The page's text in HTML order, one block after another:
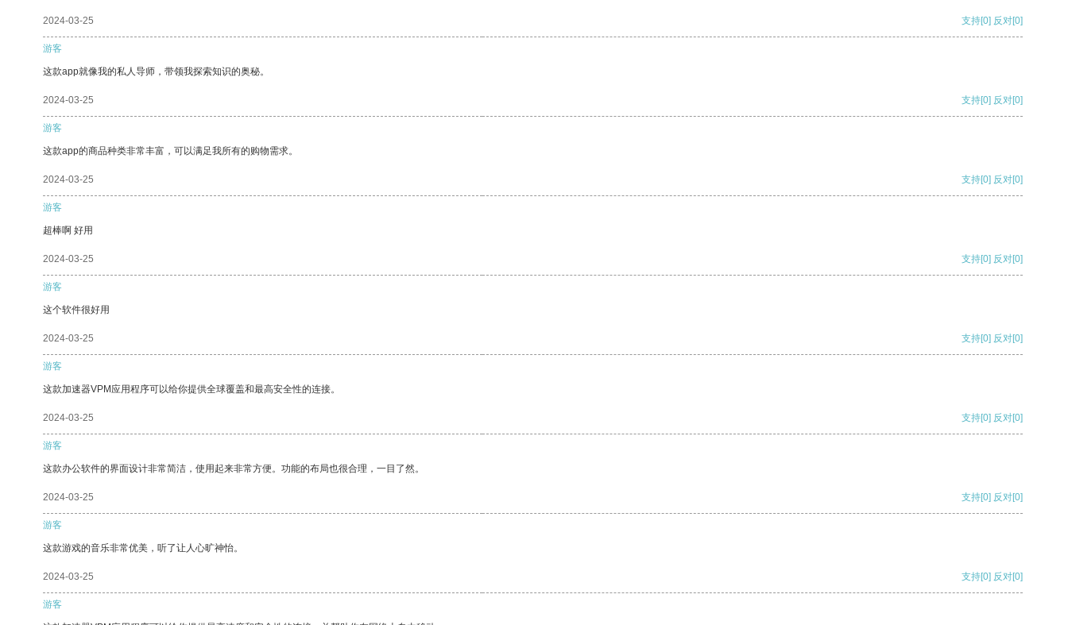
2024-03-25 支持[0] 反对[0]
游客
这款app就像我的私人导师，带领我探索知识的奥秘。
2024-03-25 支持[0] 反对[0]
游客
这款app的商品种类非常丰富，可以满足我所有的购物需求。
2024-03-25 支持[0] 反对[0]
游客
超棒啊 好用
2024-03-25 支持[0] 反对[0]
游客
这个软件很好用
2024-03-25 支持[0] 反对[0]
游客
这款加速器VPM应用程序可以给你提供全球覆盖和最高安全性的连接。
2024-03-25 支持[0] 反对[0]
游客
这款办公软件的界面设计非常简洁，使用起来非常方便。功能的布局也很合理，一目了然。
2024-03-25 支持[0] 反对[0]
游客
这款游戏的音乐非常优美，听了让人心旷神怡。
2024-03-25 支持[0] 反对[0]
游客